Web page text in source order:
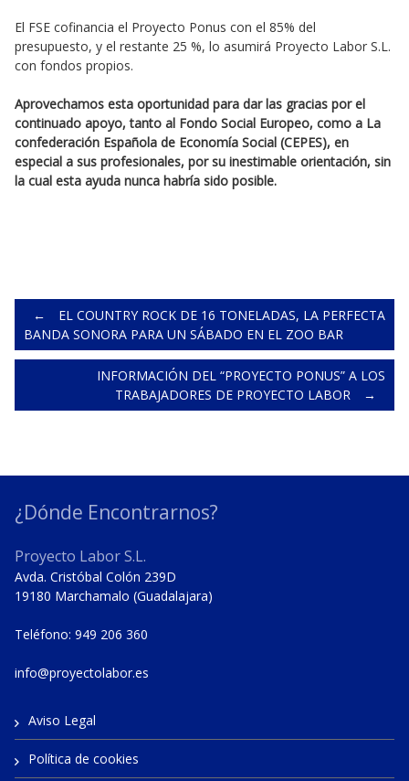
El FSE cofinancia el Proyecto Ponus con el 85% del
presupuesto, y el restante 25 %, lo asumirá Proyecto Labor S.L.
con fondos propios.
Aprovechamos esta oportunidad para dar las gracias por el
continuado apoyo, tanto al Fondo Social Europeo, como a La
confederación Española de Economía Social (CEPES), en
especial a sus profesionales, por su inestimable orientación, sin
la cual esta ayuda nunca habría sido posible.
Post
navigation
←
EL COUNTRY ROCK DE 16 TONELADAS, LA PERFECTA
BANDA SONORA PARA UN SÁBADO EN EL ZOO BAR
INFORMACIÓN DEL “PROYECTO PONUS” A LOS
TRABAJADORES DE PROYECTO LABOR
→
¿Dónde Encontrarnos?
Proyecto Labor S.L.
Avda. Cristóbal Colón 239D
19180 Marchamalo (Guadalajara)
Teléfono: 949 206 360
info@proyectolabor.es
Aviso Legal
Política de cookies